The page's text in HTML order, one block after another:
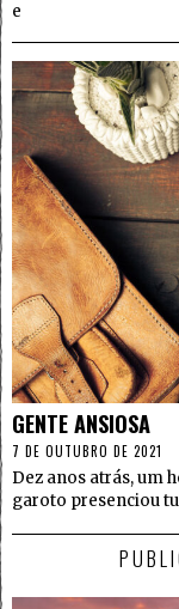
e
GENTE ANSIOSA
7 DE OUTUBRO DE 2021
Dez anos atrás, um
garoto presenciou